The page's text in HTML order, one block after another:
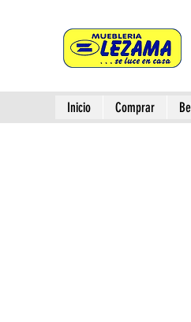
Inicio Comprar